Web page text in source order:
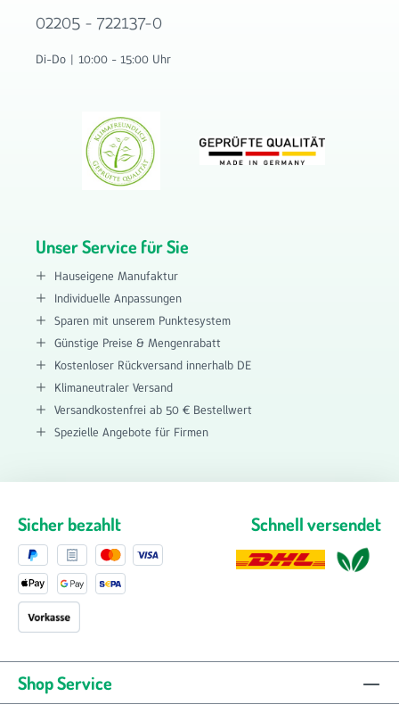
02205 - 722137-0
Di-Do | 10:00 - 15:00 Uhr
Unser Service für Sie
Hauseigene Manufaktur
Individuelle Anpassungen
Sparen mit unserem Punktesystem
Günstige Preise & Mengenrabatt
Kostenloser Rückversand innerhalb DE
Klimaneutraler Versand
Versandkostenfrei ab 50 € Bestellwert
Spezielle Angebote für Firmen
Sicher bezahlt Schnell versendet
Shop Service